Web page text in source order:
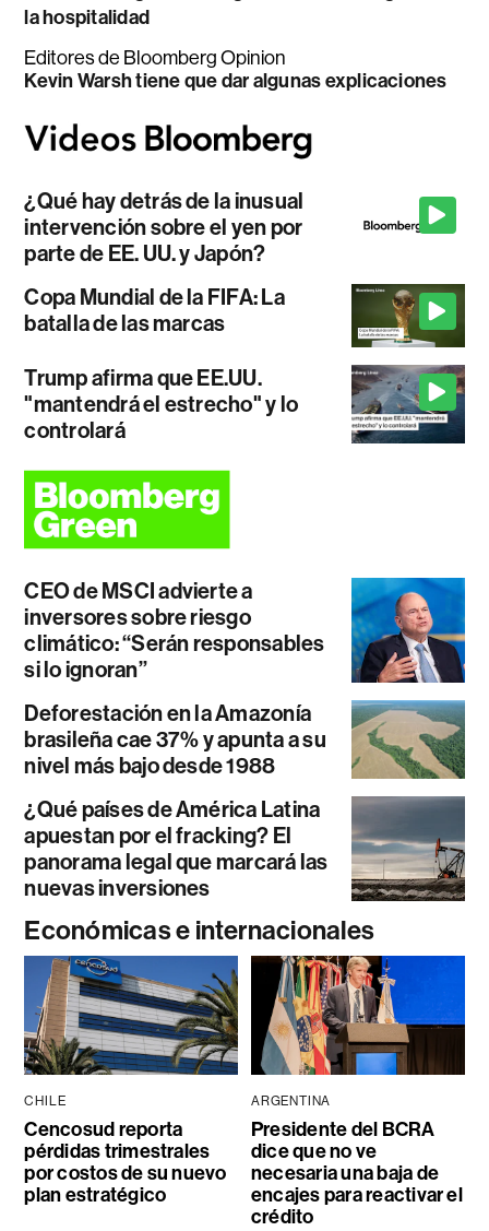
la hospitalidad
Editores de Bloomberg Opinion
Kevin Warsh tiene que dar algunas explicaciones
¿Qué hay detrás de la inusual
intervención sobre el yen por
parte de EE. UU. y Japón?
Copa Mundial de la FIFA: La
batalla de las marcas
Trump afirma que EE.UU.
"mantendrá el estrecho" y lo
controlará
CEO de MSCI advierte a
inversores sobre riesgo
climático: “Serán responsables
si lo ignoran”
Deforestación en la Amazonía
brasileña cae 37% y apunta a su
nivel más bajo desde 1988
¿Qué países de América Latina
apuestan por el fracking? El
panorama legal que marcará las
nuevas inversiones
Económicas e internacionales
CHILE
Cencosud reporta
pérdidas trimestrales
por costos de su nuevo
plan estratégico
ARGENTINA
Presidente del BCRA
dice que no ve
necesaria una baja de
encajes para reactivar el
crédito